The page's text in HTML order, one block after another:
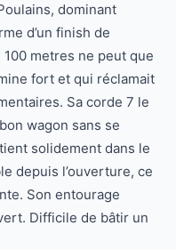
dominant
d’un finish de
100 metres ne peut que
fort et qui réclamait
Sa corde 7 le
wagon sans se
solidement dans le
depuis l’ouverture, ce
Son entourage
Difficile de bâtir un